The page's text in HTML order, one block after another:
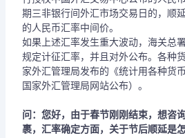
期三非银行间外汇市场交易日的，顺
的人民币汇率中间价。
如果上述汇率发生重大波动，海关总
规定计征汇率，并且对外公布。各种
家外汇管理局发布的《统计用各种货
国家外汇管理局网站公布）。
问：您好，由于春节刚刚结束，想咨
裹，汇率确定方面，关于节后顺延是